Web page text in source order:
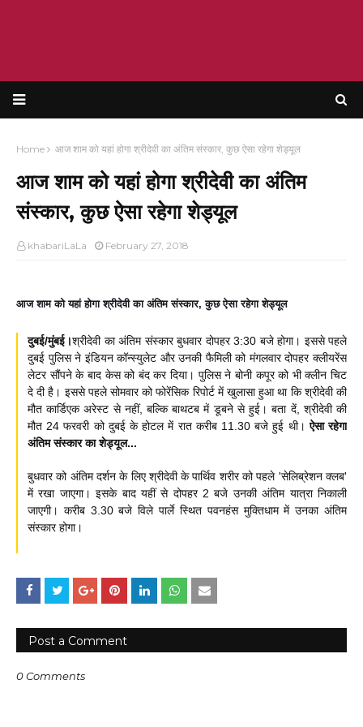
Home आज शाम को यहां होगा श्रीदेवी का अंतिम संस्कार, कुछ ऐसा रहेगा शेड्यूल
आज शाम को यहां होगा श्रीदेवी का अंतिम
संस्कार, कुछ ऐसा रहेगा शेड्यूल
khabariLaLa February 27, 2018
आज शाम को यहां होगा श्रीदेवी का अंतिम संस्कार, कुछ ऐसा रहेगा शेड्यूल
दुबई/मुंबई।श्रीदेवी का अंतिम संस्कार बुधवार दोपहर 3:30 बजे होगा। इससे पहले
दुबई पुलिस ने इंडियन कॉन्स्युलेट और उनकी फैमिली को मंगलवार दोपहर क्लीयरेंस
लेटर सौंपने के बाद केस को बंद कर दिया। पुलिस ने बोनी कपूर को भी क्लीन चिट
दे दी है। इससे पहले सोमवार को फोरेंसिक रिपोर्ट में खुलासा हुआ था कि श्रीदेवी की
मौत कार्डिएक अरेस्ट से नहीं, बल्कि बाथटब में डूबने से हुई। बता दें, श्रीदेवी की
मौत 24 फरवरी को दुबई के होटल में रात करीब 11.30 बजे हुई थी।ऐसा रहेगा
अंतिम संस्कार का शेड्यूल...
बुधवार को अंतिम दर्शन के लिए श्रीदेवी के पार्थिव शरीर को पहले 'सेलिब्रेशन क्लब'
में रखा जाएगा। इसके बाद यहीं से दोपहर 2 बजे उनकी अंतिम यात्रा निकाली
जाएगी। करीब 3.30 बजे विले पार्ले स्थित पवनहंस मुक्तिधाम में उनका अंतिम
संस्कार होगा।
Post a Comment
0 Comments